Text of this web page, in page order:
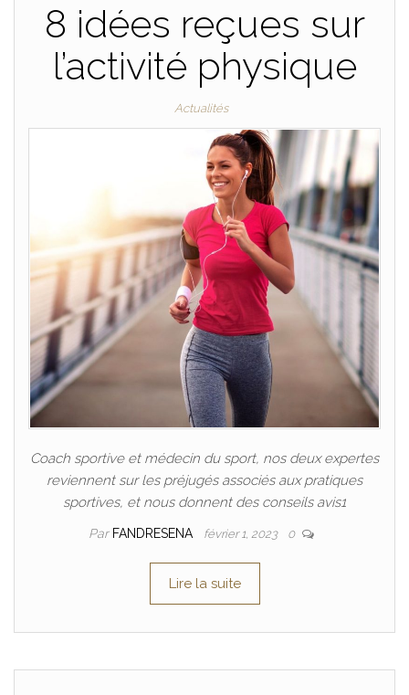
8 idées reçues sur
l’activité physique
Actualités
Coach sportive et médecin du sport, nos deux expertes
reviennent sur les préjugés associés aux pratiques
sportives, et nous donnent des conseils avis1
Par FANDRESENA février 1, 2023 0
Lire la suite